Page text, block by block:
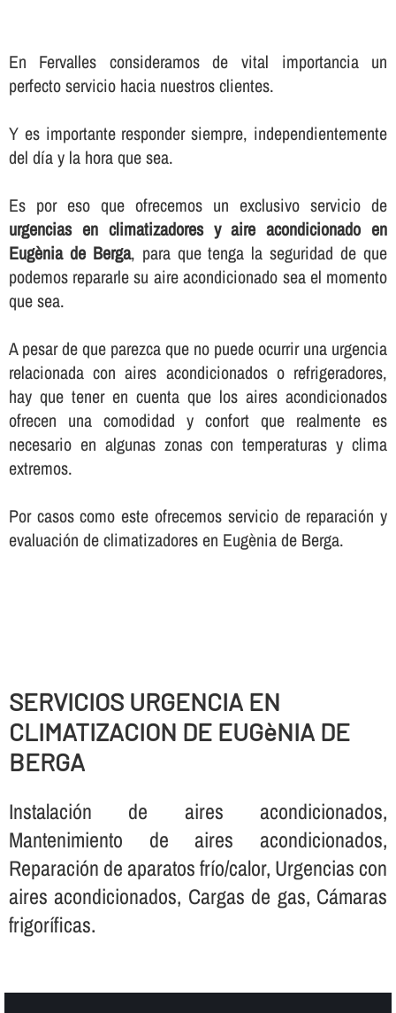
En Fervalles consideramos de vital importancia un
perfecto servicio hacia nuestros clientes.
Y es importante responder siempre, independientemente
del dí­a y la hora que sea.
Es por eso que ofrecemos un exclusivo servicio de
urgencias en climatizadores y aire acondicionado en
Eugènia de Berga, para que tenga la seguridad de que
podemos repararle su aire acondicionado sea el momento
que sea.
A pesar de que parezca que no puede ocurrir una urgencia
relacionada con aires acondicionados o refrigeradores,
hay que tener en cuenta que los aires acondicionados
ofrecen una comodidad y confort que realmente es
necesario en algunas zonas con temperaturas y clima
extremos.
Por casos como este ofrecemos servicio de reparación y
evaluación de climatizadores en Eugènia de Berga.
SERVICIOS URGENCIA EN
CLIMATIZACION DE EUGèNIA DE
BERGA
Instalación de aires acondicionados,
Mantenimiento de aires acondicionados,
Reparación de aparatos frí­o/calor, Urgencias con
aires acondicionados, Cargas de gas, Cámaras
frigorí­ficas.